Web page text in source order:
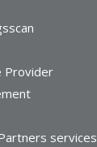
Provider
services